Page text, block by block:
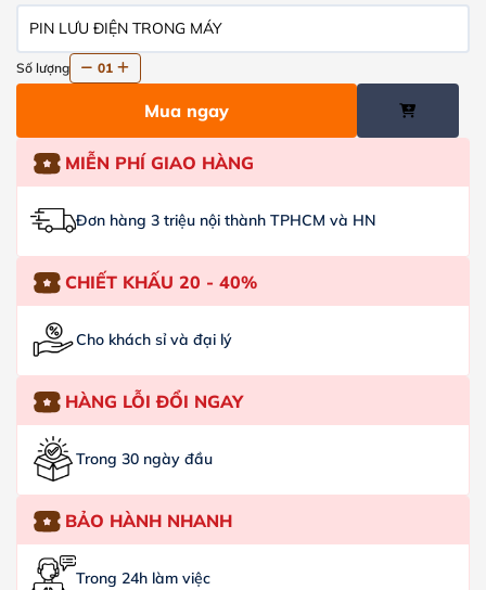
PIN LƯU ĐIỆN TRONG MÁY
Số lượng 01
Mua ngay
MIỄN PHÍ GIAO HÀNG
Đơn hàng 3 triệu nội thành TPHCM và HN
CHIẾT KHẤU 20 - 40%
Cho khách sỉ và đại lý
HÀNG LỖI ĐỔI NGAY
Trong 30 ngày đầu
BẢO HÀNH NHANH
Trong 24h làm việc